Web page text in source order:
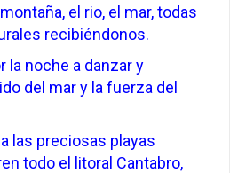
el rio, el mar, todas
recibiéndonos.
la noche a danzar y
del mar y la fuerza del
las preciosas playas
todo el litoral Cantabro,